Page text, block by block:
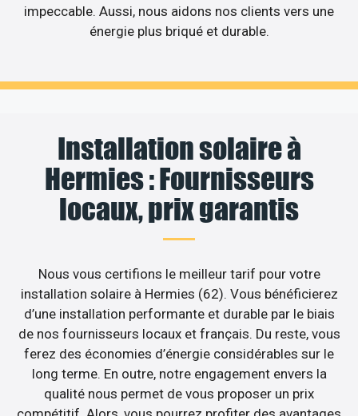
impeccable. Aussi, nous aidons nos clients vers une
énergie plus briqué et durable.
Installation solaire à
Hermies : Fournisseurs
locaux, prix garantis
Nous vous certifions le meilleur tarif pour votre
installation solaire à Hermies (62). Vous bénéficierez
d’une installation performante et durable par le biais
de nos fournisseurs locaux et français. Du reste, vous
ferez des économies d’énergie considérables sur le
long terme. En outre, notre engagement envers la
qualité nous permet de vous proposer un prix